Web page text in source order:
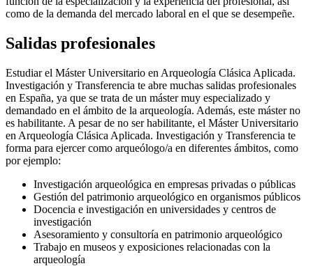
como de la demanda del mercado laboral en el que se desempeñe.
Salidas profesionales
Estudiar el Máster Universitario en Arqueología Clásica Aplicada.
Investigación y Transferencia te abre muchas salidas profesionales
en España, ya que se trata de un máster muy especializado y
demandado en el ámbito de la arqueología. Además, este máster no
es habilitante. A pesar de no ser habilitante, el Máster Universitario
en Arqueología Clásica Aplicada. Investigación y Transferencia te
forma para ejercer como arqueólogo/a en diferentes ámbitos, como
por ejemplo:
Investigación arqueológica en empresas privadas o públicas
Gestión del patrimonio arqueológico en organismos públicos
Docencia e investigación en universidades y centros de
investigación
Asesoramiento y consultoría en patrimonio arqueológico
Trabajo en museos y exposiciones relacionadas con la
arqueología